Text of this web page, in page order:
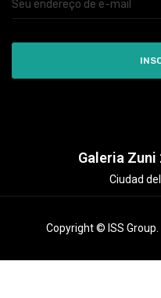
Galeria Zuni
Ciudad
Copyright © ISS